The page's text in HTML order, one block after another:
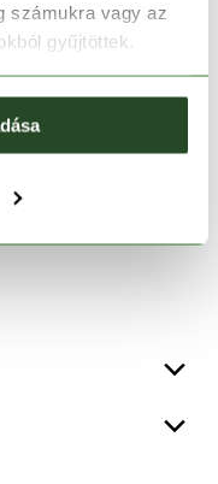
számukra vagy az
gyűjtöttek.